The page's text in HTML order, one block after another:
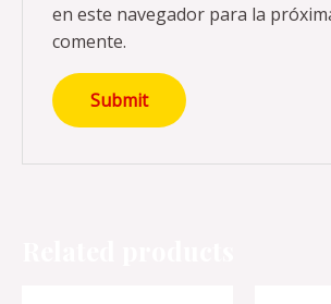
en este navegador para la
comente.